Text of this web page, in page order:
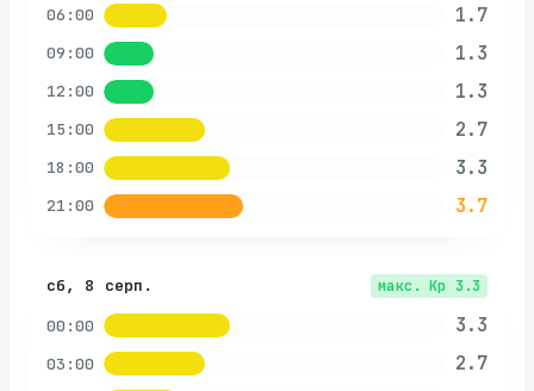
06:00 1.7
09:00 1.3
12:00 1.3
15:00 2.7
18:00 3.3
21:00 3.7
сб, 8 серп. макс. Kp 3.3
00:00 3.3
03:00 2.7